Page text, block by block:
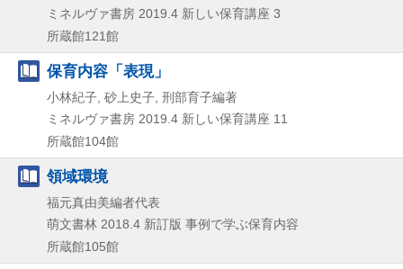
ミネルヴァ書房 2019.4 新しい保育講座 3
所蔵館121館
保育内容「表現」
小林紀子, 砂上史子, 刑部育子編著
ミネルヴァ書房 2019.4 新しい保育講座 11
所蔵館104館
領域環境
福元真由美編者代表
萌文書林 2018.4 新訂版 事例で学ぶ保育内容
所蔵館105館